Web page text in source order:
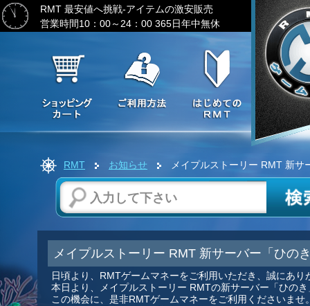
RMT 最安値へ挑戦-アイテムの激安販売
営業時間10：00～24：00 365日年中無休
RMT お知らせ メイプルストーリー RMT 新
メイプルストーリー RMT 新サーバー「ひの
日頃より、RMTゲームマネーをご利用いただき、誠にあり
本日より、メイプルストーリー RMTの新サーバー「ひの
この機会に、是非RMTゲームマネーをご利用くださいませ